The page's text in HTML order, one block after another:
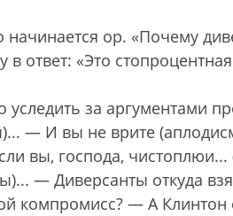
начинается ор. «Почему
ответ: «Это
за аргументами
— И вы не врите
вы, господа,
— Диверсанты откуда
компромисс? — А Клинтон